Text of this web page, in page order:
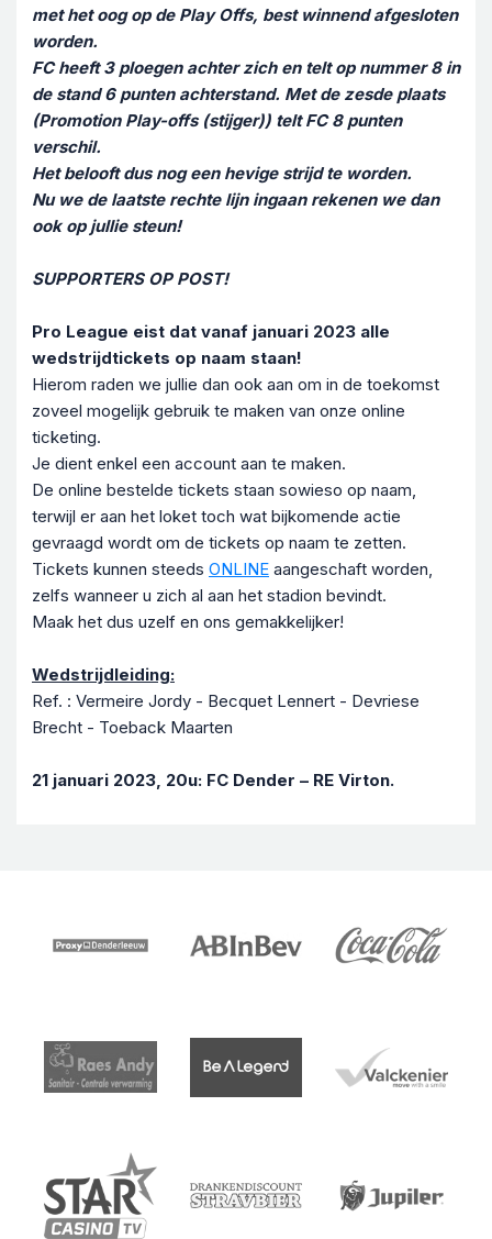
met het oog op de Play Offs, best winnend afgesloten
worden.
FC heeft 3 ploegen achter zich en telt op nummer 8 in
de stand 6 punten achterstand. Met de zesde plaats
(Promotion Play-offs (stijger)) telt FC 8 punten
verschil.
Het belooft dus nog een hevige strijd te worden.
Nu we de laatste rechte lijn ingaan rekenen we dan
ook op jullie steun!
SUPPORTERS OP POST!
Pro League eist dat vanaf januari 2023 alle
wedstrijdtickets op naam staan!
Hierom raden we jullie dan ook aan om in de toekomst
zoveel mogelijk gebruik te maken van onze online
ticketing.
Je dient enkel een account aan te maken.
De online bestelde tickets staan sowieso op naam,
terwijl er aan het loket toch wat bijkomende actie
gevraagd wordt om de tickets op naam te zetten.
Tickets kunnen steeds ONLINE aangeschaft worden,
zelfs wanneer u zich al aan het stadion bevindt.
Maak het dus uzelf en ons gemakkelijker!
Wedstrijdleiding:
Ref. : Vermeire Jordy - Becquet Lennert - Devriese
Brecht - Toeback Maarten
21 januari 2023, 20u: FC Dender – RE Virton.